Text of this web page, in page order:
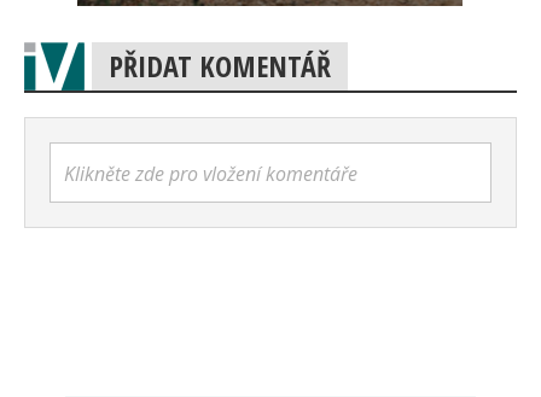
PŘIDAT KOMENTÁŘ
Klikněte zde pro vložení komentáře